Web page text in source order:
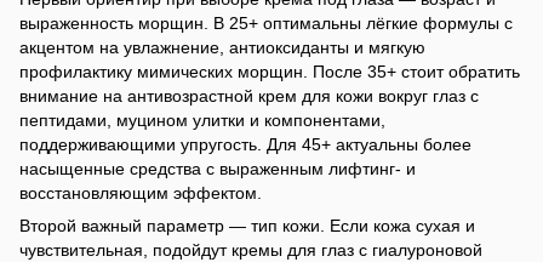
выраженность морщин. В 25+ оптимальны лёгкие формулы с
акцентом на увлажнение, антиоксиданты и мягкую
профилактику мимических морщин. После 35+ стоит обратить
внимание на антивозрастной крем для кожи вокруг глаз с
пептидами, муцином улитки и компонентами,
поддерживающими упругость. Для 45+ актуальны более
насыщенные средства с выраженным лифтинг- и
восстановляющим эффектом.
Второй важный параметр — тип кожи. Если кожа сухая и
чувствительная, подойдут кремы для глаз с гиалуроновой